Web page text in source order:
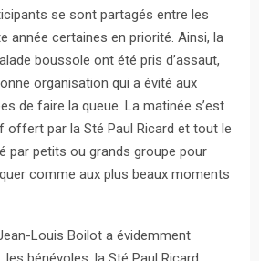
se sont partagés entre les
année certaines en priorité. Ainsi, la
boussole ont été pris d’assaut,
organisation qui a évité aux
de faire la queue. La matinée s’est
offert par la Sté Paul Ricard et tout le
par petits ou grands groupe pour
comme aux plus beaux moments
Louis Boilot a évidemment